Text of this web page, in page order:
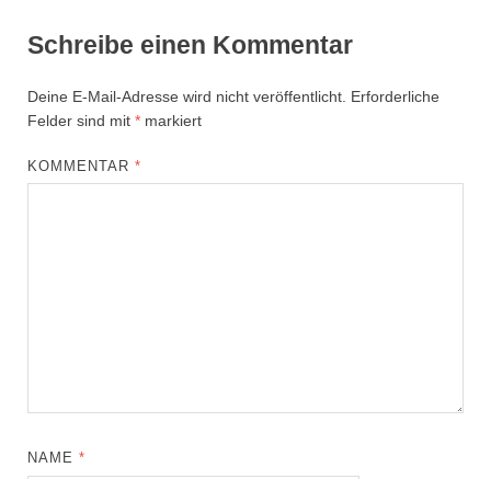
Schreibe einen Kommentar
Deine E-Mail-Adresse wird nicht veröffentlicht. Erforderliche
Felder sind mit * markiert
KOMMENTAR*
NAME*